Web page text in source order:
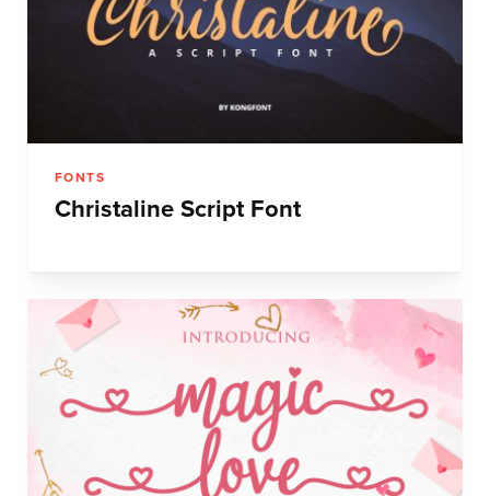
FONTS
Christaline Script Font